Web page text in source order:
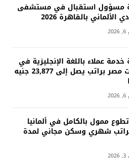
مسؤول استقبال في مستشفى
الألماني بالقاهرة 2026
عملاء باللغة الإنجليزية في
اتصالات مصر براتب يصل إلى 23,877 جنيه
ممول بالكامل في ألمانيا
براتب شهري وسكن مجاني لمدة